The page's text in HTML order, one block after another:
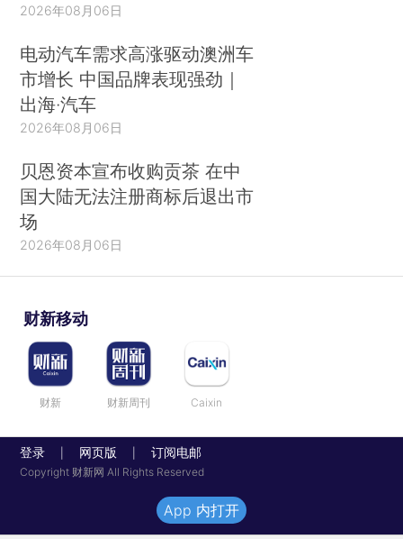
2026年08月06日
电动汽车需求高涨驱动澳洲车
市增长 中国品牌表现强劲｜
出海·汽车
2026年08月06日
贝恩资本宣布收购贡茶 在中
国大陆无法注册商标后退出市
场
2026年08月06日
财新移动
财新 财新周刊 Caixin
登录 网页版 订阅电邮
Copyright 财新网 All Rights Reserved
App 内打开